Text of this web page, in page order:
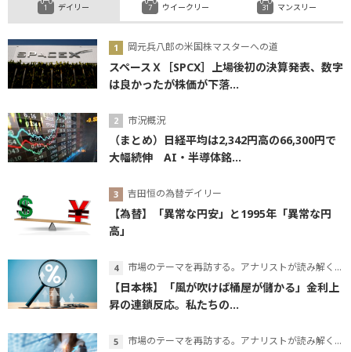
デイリー
岡元兵八郎の米国株マスターへの道
スペースＸ［SPCX］上場後初の決算発表、数字
は良かったが株価が下落...
市況概況
（まとめ）日経平均は2,342円高の66,300円で
大幅続伸 AI・半導体銘...
吉田恒の為替デイリー
【為替】「異常な円安」と1995年「異常な円
高」
市場のテーマを再訪する。アナリストが読み解くテーマの本質
【日本株】「風が吹けば桶屋が儲かる」金利上
昇の連鎖反応。私たちの...
市場のテーマを再訪する。アナリストが読み解くテーマの本質
ウイークリー マンスリー